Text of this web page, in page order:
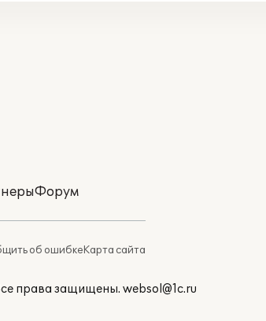
Форум
об ошибкеКарта сайта
права защищены. websol@1c.ru